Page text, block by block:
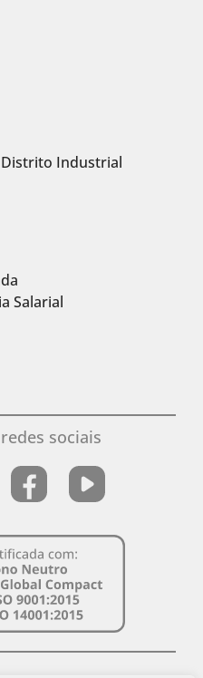
Distrito Industrial
Salarial
sociais